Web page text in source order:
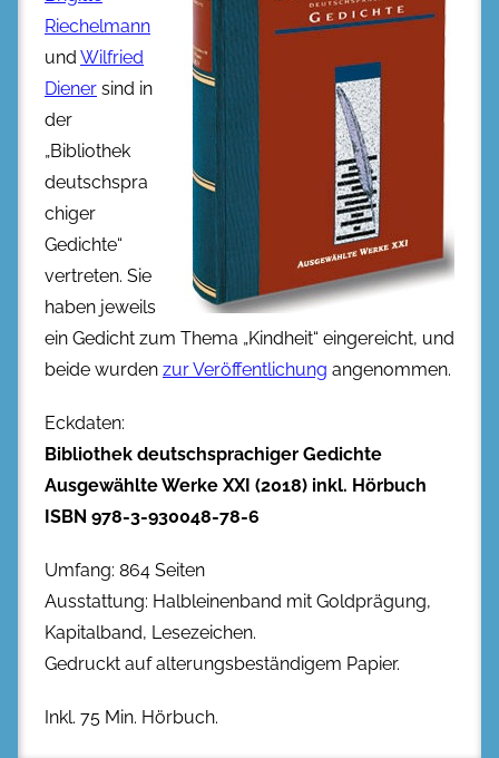
Riechelmann
und Wilfried
Diener sind in
der
„Bibliothek
deutschspra
chiger
Gedichte“
vertreten. Sie
haben jeweils
ein Gedicht zum Thema „Kindheit“ eingereicht, und
beide wurden zur Veröffentlichung angenommen.
Eckdaten:
Bibliothek deutschsprachiger Gedichte
Ausgewählte Werke XXI (2018) inkl. Hörbuch
ISBN 978-3-930048-78-6
Umfang: 864 Seiten
Ausstattung: Halbleinenband mit Goldprägung,
Kapitalband, Lesezeichen.
Gedruckt auf alterungsbeständigem Papier.
Inkl. 75 Min. Hörbuch.